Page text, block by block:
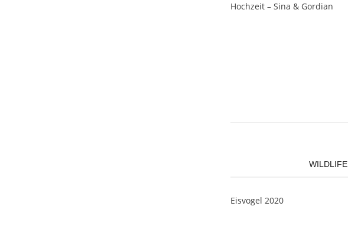
Hochzeit – Sina & Gordian
WILDLIFE
Eisvogel 2020